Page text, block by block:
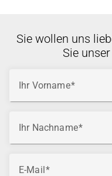
Sie wollen uns
Sie
Ihr Vorname
Ihr Nachname
E-Mail